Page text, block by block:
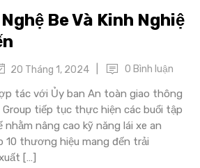
Be Và Kinh Nghiệ
20 Tháng 1, 2024 0 Bình luận
tác với Ủy ban An toàn giao thông
Group tiếp tục thực hiện các buổi tập
nâng cao kỹ năng lái xe an
10 thương hiệu mang đến trải
[…]